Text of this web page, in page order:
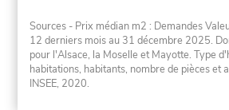
Sources - Prix médian m2 : Demandes
12 derniers mois au 31 décembre 2025.
pour l'Alsace, la Moselle et Mayotte. Type
habitations, habitants, nombre de pièces et
INSEE, 2020.